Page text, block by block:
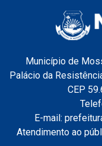
Município de
Palácio da
CEP
E-mail:
Atendimento ao